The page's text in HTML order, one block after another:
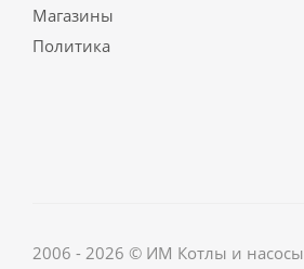
Магазины
Политика
2006 - 2026 © ИМ Котлы и насосы